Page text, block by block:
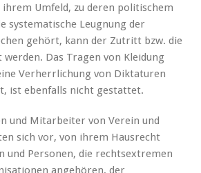
Umfeld, zu deren politischem
systematische Leugnung der
gehört, kann der Zutritt bzw. die
Das Tragen von Kleidung
Verherrlichung von Diktaturen
ist ebenfalls nicht gestattet.
und Mitarbeiter von Verein und
sich vor, von ihrem Hausrecht
und Personen, die rechtsextremen
angehören, der